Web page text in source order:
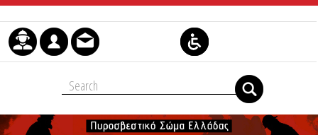
Skip to Content